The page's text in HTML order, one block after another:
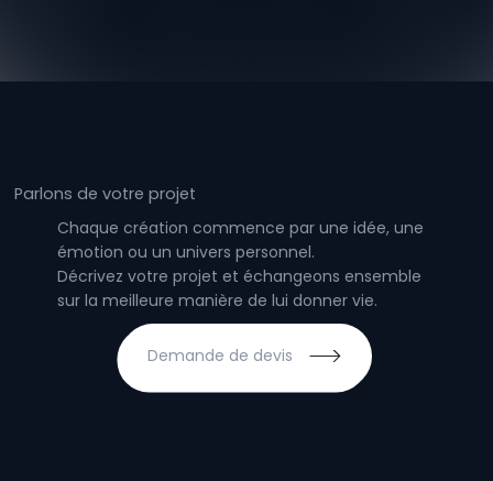
Parlons de votre projet
Chaque création commence par une idée, une
émotion ou un univers personnel.
Décrivez votre projet et échangeons ensemble
sur la meilleure manière de lui donner vie.
Demande de devis